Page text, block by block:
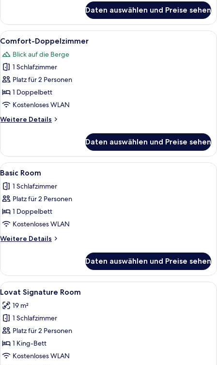
Vierbettzimmer
Daten auswählen und Preise sehen
Alle
Fotos
für
Comfort-
Doppelzimmer
anzeigen
Ein Hotelzimmer mit einem großen
4
Comfort-Doppelzimmer
Blick auf die Berge
1 Schlafzimmer
Platz für 2 Personen
1 Doppelbett
Kostenloses WLAN
Weitere Details
Weitere
Doppelzimmer
Daten auswählen und Preise sehen
Alle
Fotos
für
Basic
Room
anzeigen
Ein Hotelzimmer mit einem Bett,
1
Basic Room
1 Schlafzimmer
Platz für 2 Personen
1 Doppelbett
Kostenloses WLAN
Weitere Details
Weitere
Room
Daten auswählen und Preise sehen
Alle
Fotos
für
Lovat
Signature
Room
anzeigen
Ein Hotelzimmer mit Bett,
1
Lovat Signature Room
19 m²
1 Schlafzimmer
Platz für 2 Personen
1 King-Bett
Kostenloses WLAN